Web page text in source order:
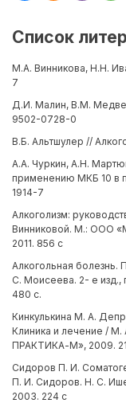
Список
М.А. Винникова, Н.Н.
7
Д.И. Малин, В.М.
9502-0728-0
В.Б. Альтшулер //
А.А. Чуркин, А.Н.
применению МКБ 10 в
1914-7
Алкоголизм:
Винниковой. М.: ООО
2011. 856 с
Алкогольная болезнь.
С. Моисеева. 2- е
480 с.
Кинкулькина М. А.
Клиника и лечение /
ПРАКТИКА-М», 2009.
Сидоров П. И.
П. И. Сидоров. Н. С.
2003. 224 с